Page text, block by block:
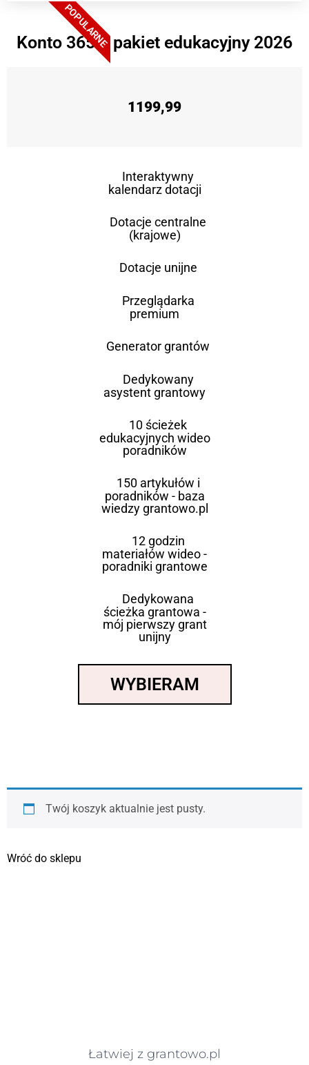
POPULARNE
Konto 365 + pakiet edukacyjny 2026
1199,99
Interaktywny
kalendarz dotacji
Dotacje centralne
(krajowe)
Dotacje unijne
Przeglądarka
premium
Generator grantów
Dedykowany
asystent grantowy
10 ścieżek
edukacyjnych wideo
poradników
150 artykułów i
poradników - baza
wiedzy grantowo.pl
12 godzin
materiałów wideo -
poradniki grantowe
Dedykowana
ścieżka grantowa -
mój pierwszy grant
unijny
WYBIERAM
Twój koszyk aktualnie jest pusty.
Wróć do sklepu
Łatwiej z grantowo.pl